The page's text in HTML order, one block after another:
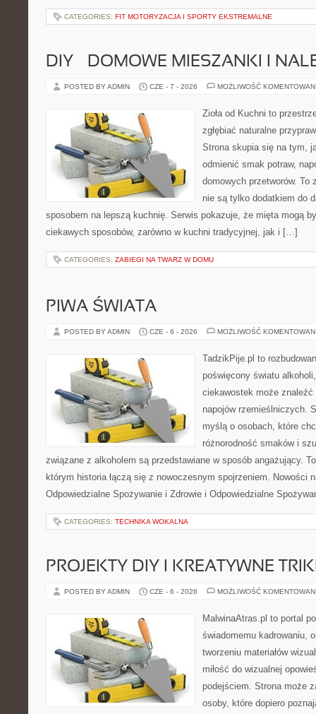
CATEGORIES: FIT MOTORYZACJA I SPORTY EKSTREMALNE
DIY – DOMOWE MIESZANKI I
POSTED BY ADMIN CZE - 7 - 2026 MOŻLIWOŚĆ
Zioła od Kuchni to
zgłębiać naturalne
Strona skupia się na tym,
odmienić smak potraw,
domowych przetworów. To
nie są tylko dodatkiem do
sposobem na lepszą kuchnię. Serwis pokazuje, że mięta mogą
ciekawych sposobów, zarówno w kuchni tradycyjnej, jak i […]
CATEGORIES: ZABIEGI NA TWARZ W DOMU
PIWA ŚWIATA
POSTED BY ADMIN CZE - 6 - 2026 MOŻLIWOŚĆ
TadzikPije.pl to
poświęcony światu
ciekawostek może
napojów rzemieślniczych.
myślą o osobach, które
różnorodność smaków i
związane z alkoholem są przedstawiane w sposób angażujący.
którym historia łączą się z nowoczesnym spojrzeniem. Nowości
Odpowiedzialne Spożywanie i Zdrowie i Odpowiedzialne
CATEGORIES: TECHNIKA WOKALNA
PROJEKTY DIY I KREATYWNE
POSTED BY ADMIN CZE - 6 - 2026 MOŻLIWOŚĆ
MalwinaAtras.pl to portal
świadomemu kadrowaniu,
tworzeniu materiałów
miłość do wizualnej
podejściem. Strona może
osoby, które dopiero